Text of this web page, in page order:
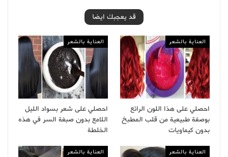
قد يعجبك ايضا
العناية بالشعر
احصلي على هذا اللون الرائع
بوصفة طبيعية من قلب المطبخ
بدون كيماويات
العناية بالشعر
احصلي على شعر بسواد الليل
اللامع بدون صبغة السر في هذه
الخلطة
العناية بالشعر العناية بالشعر